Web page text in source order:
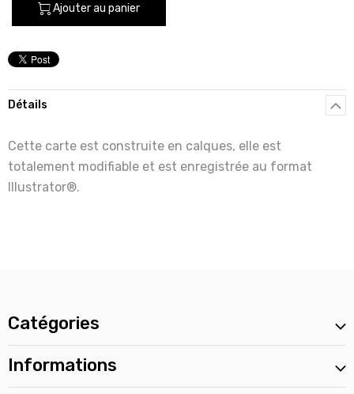
Ajouter au panier
Détails
Cette carte est construite en calques, elle est
totalement modifiable et est enregistrée au format
Illustrator®.
Catégories
Informations